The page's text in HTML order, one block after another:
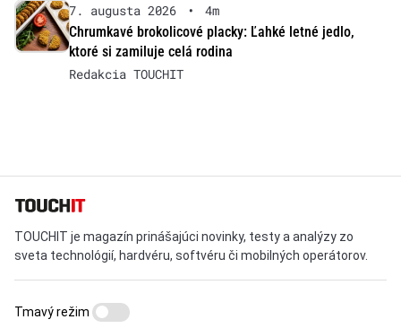
7. augusta 2026 •
4m
Chrumkavé brokolicové placky: Ľahké letné jedlo,
ktoré si zamiluje celá rodina
Redakcia TOUCHIT
TOUCHIT je magazín prinášajúci novinky, testy a analýzy zo
sveta technológií, hardvéru, softvéru či mobilných operátorov.
Tmavý režim